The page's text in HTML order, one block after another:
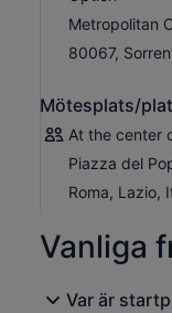
denna ikoniska
att beundra
Den sista
tid för att utforska
i de lokala
södra Italien.
Avsluta ditt
på en lokal
berömda
Denna
Metropolitan
80067,
Mötesplats/
At the center
Piazza del
Roma, Lazio,
Vanliga
Var är